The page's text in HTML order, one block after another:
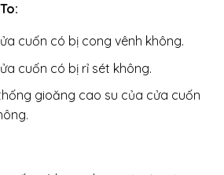
cuốn có bị cong vênh không.
cuốn có bị rỉ sét không.
gioăng cao su của cửa cuốn